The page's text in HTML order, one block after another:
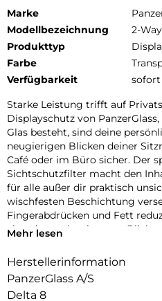
Marke
Modellbezeichnung
2-
Produkttyp
Farbe
Verfügbarkeit
Starke Leistung trifft auf
Displayschutz von
Glas besteht, sind deine
neugierigen Blicken deiner
Café oder im Büro sicher. Der
Sichtschutzfilter macht den
für alle außer dir praktisch
wischfesten Beschichtung
Fingerabdrücken und Fett
aber dennoch privaten – Blick
hohen Kratzfestigkeit schützt
Handy-Display vor
anderen Gefahren des Alltags.
Mehr lesen
Herstellerinformation
PanzerGlass A/S
Delta 8